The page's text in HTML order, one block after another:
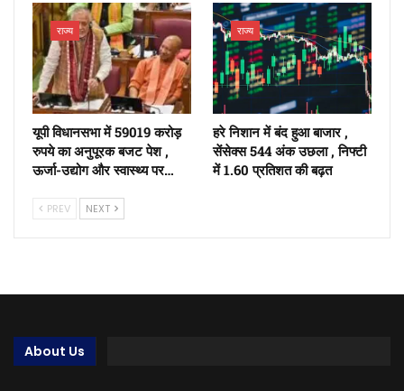
राज्य
यूपी विधानसभा में 59019 करोड़
रुपये का अनुपूरक बजट पेश ,
ऊर्जा-उद्योग और स्वास्थ्य पर…
राज्य
हरे निशान में बंद हुआ बाजार ,
सेंसेक्स 544 अंक उछला , निफ्टी
में 1.60 प्रतिशत की बढ़त
PREV NEXT
About Us